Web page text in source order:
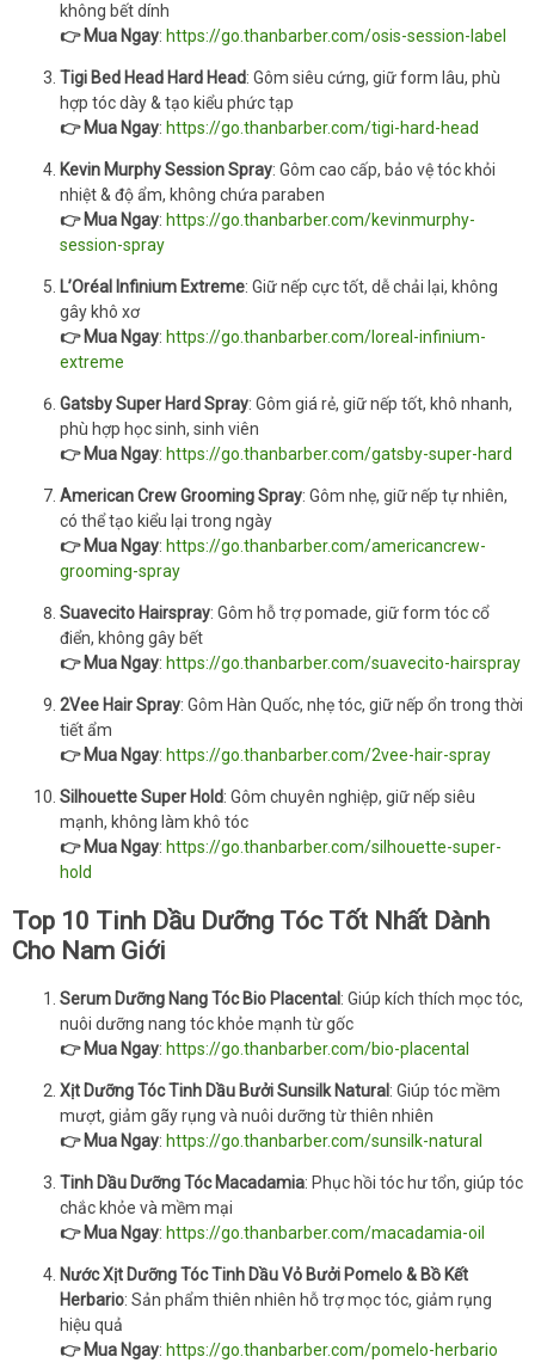
không bết dính
👉 Mua Ngay: https://go.thanbarber.com/osis-session-label
Tigi Bed Head Hard Head: Gôm siêu cứng, giữ form lâu, phù
hợp tóc dày & tạo kiểu phức tạp
👉 Mua Ngay: https://go.thanbarber.com/tigi-hard-head
Kevin Murphy Session Spray: Gôm cao cấp, bảo vệ tóc khỏi
nhiệt & độ ẩm, không chứa paraben
👉 Mua Ngay: https://go.thanbarber.com/kevinmurphy-
session-spray
L’Oréal Infinium Extreme: Giữ nếp cực tốt, dễ chải lại, không
gây khô xơ
👉 Mua Ngay: https://go.thanbarber.com/loreal-infinium-
extreme
Gatsby Super Hard Spray: Gôm giá rẻ, giữ nếp tốt, khô nhanh,
phù hợp học sinh, sinh viên
👉 Mua Ngay: https://go.thanbarber.com/gatsby-super-hard
American Crew Grooming Spray: Gôm nhẹ, giữ nếp tự nhiên,
có thể tạo kiểu lại trong ngày
👉 Mua Ngay: https://go.thanbarber.com/americancrew-
grooming-spray
Suavecito Hairspray: Gôm hỗ trợ pomade, giữ form tóc cổ
điển, không gây bết
👉 Mua Ngay: https://go.thanbarber.com/suavecito-hairspray
2Vee Hair Spray: Gôm Hàn Quốc, nhẹ tóc, giữ nếp ổn trong thời
tiết ẩm
👉 Mua Ngay: https://go.thanbarber.com/2vee-hair-spray
Silhouette Super Hold: Gôm chuyên nghiệp, giữ nếp siêu
mạnh, không làm khô tóc
👉 Mua Ngay: https://go.thanbarber.com/silhouette-super-
hold
Top 10 Tinh Dầu Dưỡng Tóc Tốt Nhất Dành
Cho Nam Giới
Serum Dưỡng Nang Tóc Bio Placental : Giúp kích thích mọc tóc,
nuôi dưỡng nang tóc khỏe mạnh từ gốc
👉 Mua Ngay: https://go.thanbarber.com/bio-placental
Xịt Dưỡng Tóc Tinh Dầu Bưởi Sunsilk Natural : Giúp tóc mềm
mượt, giảm gãy rụng và nuôi dưỡng từ thiên nhiên
👉 Mua Ngay: https://go.thanbarber.com/sunsilk-natural
Tinh Dầu Dưỡng Tóc Macadamia: Phục hồi tóc hư tổn, giúp tóc
chắc khỏe và mềm mại
👉 Mua Ngay: https://go.thanbarber.com/macadamia-oil
Nước Xịt Dưỡng Tóc Tinh Dầu Vỏ Bưởi Pomelo & Bồ Kết
Herbario: Sản phẩm thiên nhiên hỗ trợ mọc tóc, giảm rụng
hiệu quả
👉 Mua Ngay: https://go.thanbarber.com/pomelo-herbario